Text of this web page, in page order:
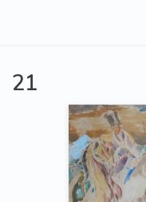
21